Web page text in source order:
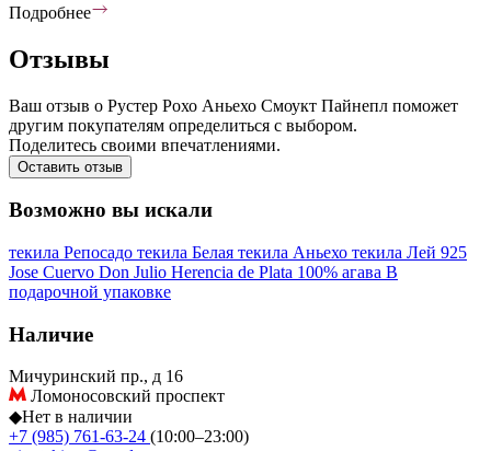
Подробнее
Отзывы
Ваш отзыв о Рустер Рохо Аньехо Смоукт Пайнепл поможет
другим покупателям определиться с выбором.
Поделитесь своими впечатлениями.
Оставить отзыв
Возможно вы искали
текила Репосадо текила Белая текила Аньехо текила Лей 925
Jose Cuervo Don Julio Herencia de Plata 100% агава В
подарочной упаковке
Наличие
Мичуринский пр., д 16
Ломоносовский проспект
◆Нет в наличии
+7 (985) 761-63-24 (10:00–23:00)